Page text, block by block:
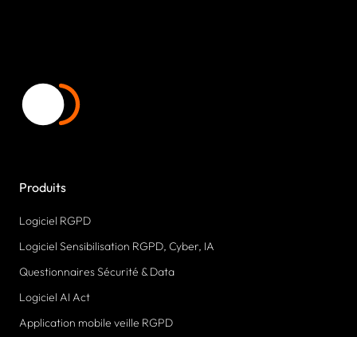
Produits
Logiciel RGPD
Logiciel Sensibilisation RGPD, Cyber, IA
Questionnaires Sécurité & Data
Logiciel AI Act
Application mobile veille RGPD